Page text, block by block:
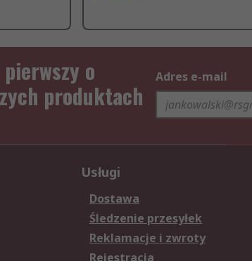
o
produktach
Adres e-mail
Usługi
Dostawa
Śledzenie przesyłek
Reklamacje i zwroty
Rejestracja